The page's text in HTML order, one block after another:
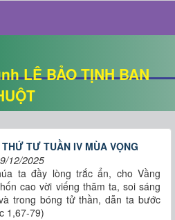
LÊ BẢO TỊNH BAN
TƯ TUẦN IV MÙA VỌNG
12/2025
ta đầy lòng trắc ẩn, cho Vầng
cao vời viếng thăm ta, soi sáng
trong bóng tử thần, dẫn ta bước
1,67-79)